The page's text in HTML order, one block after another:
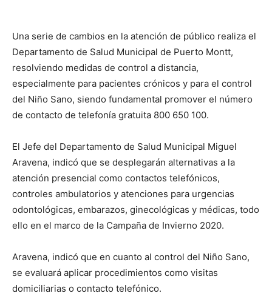
Una serie de cambios en la atención de público realiza el
Departamento de Salud Municipal de Puerto Montt,
resolviendo medidas de control a distancia,
especialmente para pacientes crónicos y para el control
del Niño Sano, siendo fundamental promover el número
de contacto de telefonía gratuita 800 650 100.
El Jefe del Departamento de Salud Municipal Miguel
Aravena, indicó que se desplegarán alternativas a la
atención presencial como contactos telefónicos,
controles ambulatorios y atenciones para urgencias
odontológicas, embarazos, ginecológicas y médicas, todo
ello en el marco de la Campaña de Invierno 2020.
Aravena, indicó que en cuanto al control del Niño Sano,
se evaluará aplicar procedimientos como visitas
domiciliarias o contacto telefónico.